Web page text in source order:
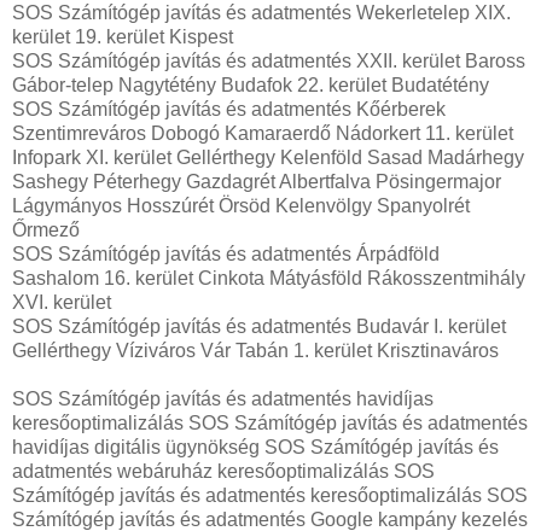
SOS Számítógép javítás és adatmentés Wekerletelep XIX.
kerület 19. kerület Kispest
SOS Számítógép javítás és adatmentés XXII. kerület Baross
Gábor-telep Nagytétény Budafok 22. kerület Budatétény
SOS Számítógép javítás és adatmentés Kőérberek
Szentimreváros Dobogó Kamaraerdő Nádorkert 11. kerület
Infopark XI. kerület Gellérthegy Kelenföld Sasad Madárhegy
Sashegy Péterhegy Gazdagrét Albertfalva Pösingermajor
Lágymányos Hosszúrét Örsöd Kelenvölgy Spanyolrét
Őrmező
SOS Számítógép javítás és adatmentés Árpádföld
Sashalom 16. kerület Cinkota Mátyásföld Rákosszentmihály
XVI. kerület
SOS Számítógép javítás és adatmentés Budavár I. kerület
Gellérthegy Víziváros Vár Tabán 1. kerület Krisztinaváros
SOS Számítógép javítás és adatmentés havidíjas
keresőoptimalizálás SOS Számítógép javítás és adatmentés
havidíjas digitális ügynökség SOS Számítógép javítás és
adatmentés webáruház keresőoptimalizálás SOS
Számítógép javítás és adatmentés keresőoptimalizálás SOS
Számítógép javítás és adatmentés Google kampány kezelés